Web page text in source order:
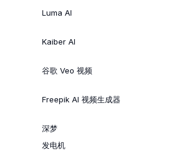
Luma AI
Kaiber AI
谷歌 Veo 视频
Freepik AI 视频生成器
深梦
发电机